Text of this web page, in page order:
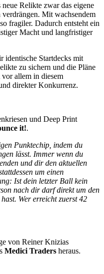
Relikte zwar das eigene
Mit wachsendem
fragiler. Dadurch entsteht ein
Macht und langfristiger
identische Startdecks mit
zu sichern und die Pläne
allem in diesem
direkter Konkurrenz.
und Deep Print
it!.
Punktechip, indem du
lässt. Immer wenn du
und dir den aktuellen
um einen
Ist dein letzter Ball kein
nach dir darf direkt um den
Wer erreicht zuerst 42
von Reiner Knizias
Medici Traders heraus.